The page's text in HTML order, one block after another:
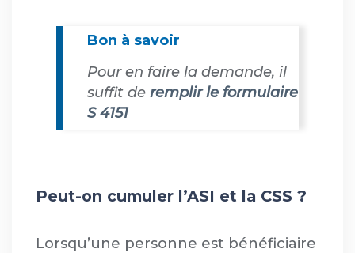
Bon à savoir
Pour en faire la demande, il
suffit de remplir le formulaire
S 4151
Peut-on cumuler l’ASI et la CSS ?
Lorsqu’une personne est bénéficiaire